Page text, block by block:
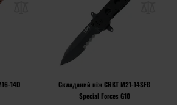
14D
Складаний ніж CRKT M21-14SFG
Special Forces G10